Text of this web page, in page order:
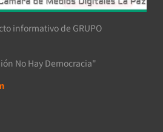
informativo de GRUPO
No Hay Democracia"